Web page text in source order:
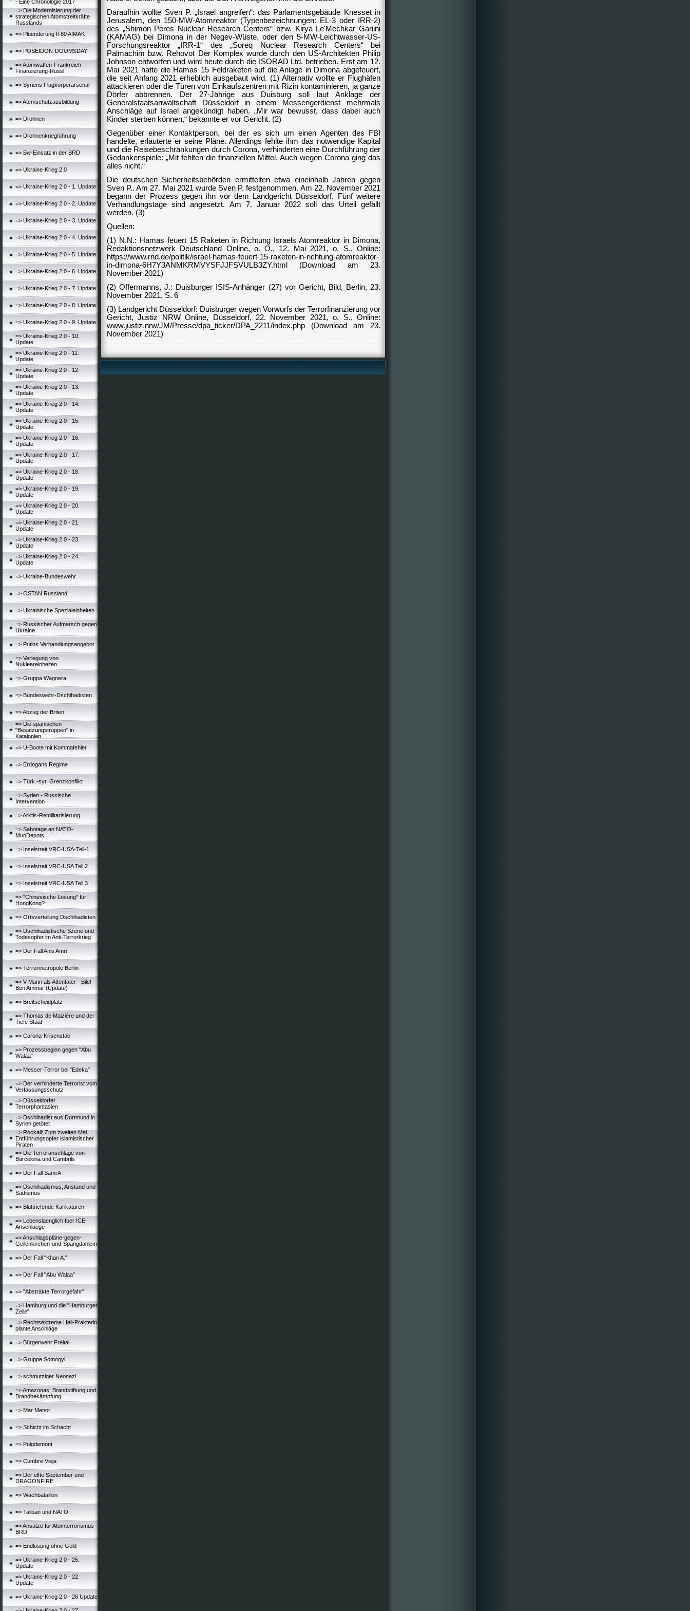
- Eine Chronologie 2017
=> Die Modernisierung der
strategischen Atomstreitkräfte
Russlands
=> Pluenderung Il-80 AIMAK
=> POSEIDON-DOOMSDAY
=> Atomwaffen-Frankreich-
Finanzierung-Russl
=> Syriens Flugkörperarsenal
=> Atemschutzausbildung
=> Drohnen
=> Drohnenkriegführung
=> Bw-Einsatz in der BRD
=> Ukraine-Krieg 2.0
=> Ukraine-Krieg 2.0 - 1. Update
=> Ukraine-Krieg 2.0 - 2. Update
=> Ukraine-Krieg 2.0 - 3. Update
=> Ukraine-Krieg 2.0 - 4. Update
=> Ukraine-Krieg 2.0 - 5. Update
=> Ukraine-Krieg 2.0 - 6. Update
=> Ukraine-Krieg 2.0 - 7. Update
=> Ukraine-Krieg 2.0 - 8. Update
=> Ukraine-Krieg 2.0 - 9. Update
=> Ukraine-Krieg 2.0 - 10.
Update
=> Ukraine-Krieg 2.0 - 11.
Update
=> Ukraine-Krieg 2.0 - 12.
Update
=> Ukraine-Krieg 2.0 - 13.
Update
=> Ukraine-Krieg 2.0 - 14.
Update
=> Ukraine-Krieg 2.0 - 15.
Update
=> Ukraine-Krieg 2.0 - 16.
Update
=> Ukraine-Krieg 2.0 - 17.
Update
=> Ukraine-Krieg 2.0 - 18.
Update
=> Ukraine-Krieg 2.0 - 19.
Update
=> Ukraine-Krieg 2.0 - 20.
Update
=> Ukraine-Krieg 2.0 - 21.
Update
=> Ukraine-Krieg 2.0 - 23.
Update
=> Ukraine-Krieg 2.0 - 24.
Update
=> Ukraine-Bundeswehr
=> OSTAN Russland
=> Ukrainische Spezialeinheiten
=> Russischer Aufmarsch gegen
Ukraine
=> Putins Verhandlungsangebot
=> Verlegung von
Nukleareinheiten
=> Gruppa Wagnera
=> Bundeswehr-Dschihadisten
=> Abzug der Briten
=> Die spanischen
"Besatzungstruppen" in
Katalonien
=> U-Boote mit Kommafehler
=> Erdogans Regime
=> Türk.-syr. Grenzkonflikt
=> Syrien - Russische
Intervention
=> Arktis-Remilitarisierung
=> Sabotage an NATO-
MunDepots
=> Inselstreit VRC-USA-Teil-1
=> Inselstreit VRC-USA Teil 2
=> Inselstreit VRC-USA Teil 3
=> "Chinesische Lösung" für
HongKong?
=> Ortsverteilung Dschihadisten
=> Dschihadistische Szene und
Todesopfer im Anti-Terrorkrieg
=> Der Fall Anis Amri
=> Terrormetropole Berlin
=> V-Mann als Attentäter - Bilel
Ben Ammar (Update)
=> Breitscheidplatz
=> Thomas de Maizière und der
Tiefe Staat
=> Corona-Krisenstab
=> Prozessbeginn gegen "Abu
Walaa"
=> Messer-Terror bei "Edeka"
=> Der verhinderte Terrorist vom
Verfassungsschutz
=> Düsseldorfer
Terrorphantasien
=> Dschihadist aus Dortmund in
Syrien getötet
=> Rockall: Zum zweiten Mal
Entführungsopfer islamistischer
Piraten
=> Die Terroranschläge von
Barcelona und Cambrils
=> Der Fall Sami A
=> Dschihadismus, Anstand und
Sadismus
=> Bluttriefende Karikaturen
=> Lebenslaenglich fuer ICE-
Anschlaege
=> Anschlagspläne-gegen-
Geilenkirchen-und-Spangdahlem
=> Der Fall "Khan A."
=> Der Fall "Abu Walaa"
=> "Abstrakte Terrorgefahr"
=> Hamburg und die "Hamburger
Zelle"
=> Rechtsextreme Heil-Prakterin
plante Anschläge
=> Bürgerwehr Freital
=> Gruppe Somogyi
=> schmutziger Neonazi
=> Amazonas: Brandstiftung und
Brandbekämpfung
=> Mar Menor
=> Schicht im Schacht
=> Puigdemont
=> Cumbre Vieja
=> Der elfte September und
DRAGONFIRE
=> Wachbataillon
=> Taliban und NATO
=> Ansätze für Atomterrorismus
BRD
=> Endlösung ohne Geld
=> Ukraine-Krieg 2.0 - 25.
Update
=> Ukraine-Krieg 2.0 - 22.
Update
=> Ukraine-Krieg 2.0 - 26 Update
Daraufhin wollte Sven P. „Israel angreifen“: das Parlamentsgebäude Knesset in
Jerusalem, den 150-MW-Atomreaktor (Typenbezeichnungen: EL-3 oder IRR-2)
des „Shimon Peres Nuclear Research Centers“ bzw. Kirya Le'Mechkar Gariini
(KAMAG) bei Dimona in der Negev-Wüste, oder den 5-MW-Leichtwasser-US-
Forschungsreaktor „IRR-1“ des „Soreq Nuclear Research Centers“ bei
Palmachim bzw. Rehovot Der Komplex wurde durch den US-Architekten Philip
Johnson entworfen und wird heute durch die ISORAD Ltd. betrieben. Erst am 12.
Mai 2021 hatte die Hamas 15 Feldraketen auf die Anlage in Dimona abgefeuert,
die seit Anfang 2021 erheblich ausgebaut wird. (1) Alternativ wollte er Flughäfen
attackieren oder die Türen von Einkaufszentren mit Rizin kontaminieren, ja ganze
Dörfer abbrennen. Der 27-Jährige aus Duisburg soll laut Anklage der
Generalstaatsanwaltschaft Düsseldorf in einem Messengerdienst mehrmals
Anschläge auf Israel angekündigt haben. „Mir war bewusst, dass dabei auch
Kinder sterben können,“ bekannte er vor Gericht. (2)
Gegenüber einer Kontaktperson, bei der es sich um einen Agenten des FBI
handelte, erläuterte er seine Pläne. Allerdings fehlte ihm das notwendige Kapital
und die Reisebeschränkungen durch Corona, verhinderten eine Durchführung der
Gedankenspiele: „Mit fehlten die finanziellen Mittel. Auch wegen Corona ging das
alles nicht.“
Die deutschen Sicherheitsbehörden ermittelten etwa eineinhalb Jahren gegen
Sven P.. Am 27. Mai 2021 wurde Sven P. festgenommen. Am 22. November 2021
begann der Prozess gegen ihn vor dem Landgericht Düsseldorf. Fünf weitere
Verhandlungstage sind angesetzt. Am 7. Januar 2022 soll das Urteil gefällt
werden. (3)
Quellen:
(1) N.N.: Hamas feuert 15 Raketen in Richtung Israels Atomreaktor in Dimona,
Redaktionsnetzwerk Deutschland Online, o. O., 12. Mai 2021, o. S., Online:
https://www.rnd.de/politik/israel-hamas-feuert-15-raketen-in-richtung-atomreaktor-
in-dimona-6H7Y3ANMKRMVYSFJJFSVULB3ZY.html (Download am 23.
November 2021)
(2) Offermanns, J.: Duisburger ISIS-Anhänger (27) vor Gericht, Bild, Berlin, 23.
November 2021, S. 6
(3) Landgericht Düsseldorf: Duisburger wegen Vorwurfs der Terrorfinanzierung vor
Gericht, Justiz NRW Online, Düsseldorf, 22. November 2021, o. S., Online:
www.justiz.nrw/JM/Presse/dpa_ticker/DPA_2211/index.php (Download am 23.
November 2021)